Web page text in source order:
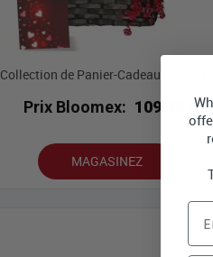
Collection de Panier-Cadeaux Lindt IV
Prix Bloomex: 109,99 $
MAGASINEZ